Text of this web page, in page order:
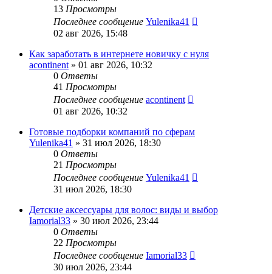
13 Просмотры
Последнее сообщение Yulenika41
02 авг 2026, 15:48
Как заработать в интернете новичку с нуля
acontinent » 01 авг 2026, 10:32
0 Ответы
41 Просмотры
Последнее сообщение acontinent
01 авг 2026, 10:32
Готовые подборки компаний по сферам
Yulenika41 » 31 июл 2026, 18:30
0 Ответы
21 Просмотры
Последнее сообщение Yulenika41
31 июл 2026, 18:30
Детские аксессуары для волос: виды и выбор
Iamorial33 » 30 июл 2026, 23:44
0 Ответы
22 Просмотры
Последнее сообщение Iamorial33
30 июл 2026, 23:44